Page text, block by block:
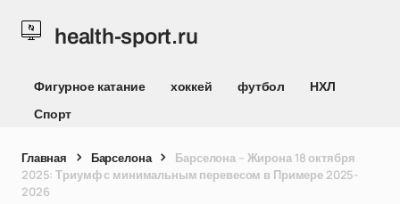
health-sport.ru
Фигурное катание хоккей футбол
НХЛ
Спорт
Главная Барселона
Барселона – Жирона 18 октября
2025: Триумф с минимальным перевесом в Примере 2025-
2026